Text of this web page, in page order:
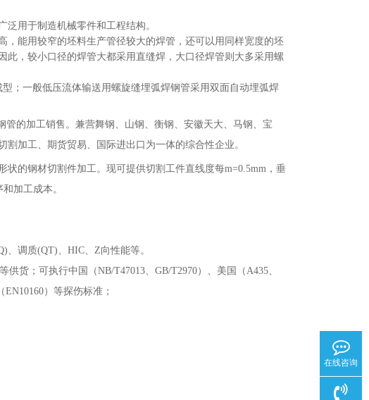
泛用于制造机械零件和工程结构。
能用较窄的坯料生产管径较大的焊管，还可以用同样宽度的坯
，较小口径的焊管大都采用直缝焊，大口径焊管则大多采用螺
；一般低压流体输送用螺旋缝埋弧焊钢管采用双面自动埋弧焊
的加工销售。兼营舞钢、山钢、衡钢、安徽天大、马钢、宝
加工、期货贸易、国际进出口为一体的综合性企业。
状的钢材切割件加工。现可提供切割工件直线度每m=0.5mm，垂
加工成本。
调质(QT)、HIC、Z向性能等。
货；可执行中国（NB/T47013、GB/T2970）、美国（A435、
）等探伤标准；
在线咨询